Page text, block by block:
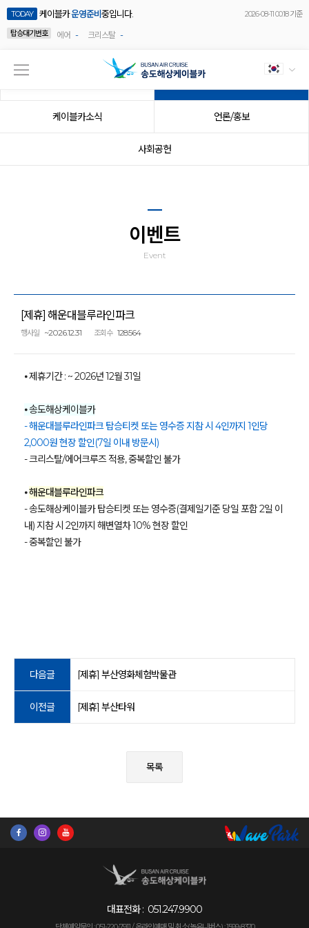
TODAY 케이블카운영준비 중입니다.
2026-08-11 00:18 기준
탑승대기번호
에어 - 크리스탈 -
케이블카소식 언론/홍보
사회공헌
이벤트
Event
[제휴] 해운대블루라인파크
행사일 ~2026.12.31 조회수 128564
⦁ 제휴기간 : ~ 2026년 12월 31일
⦁ 송도해상케이블카
- 해운대블루라인파크 탑승티켓 또는 영수증 지참 시 4인까지 1인당
2,000원 현장 할인(7일 이내 방문시)
- 크리스탈/에어크루즈 적용, 중복할인 불가
⦁해운대블루라인파크
- 송도해상케이블카 탑승티켓 또는 영수증(결제일기준 당일 포함 2일 이
내) 지참 시 2인까지 해변열차 10% 현장 할인
- 중복할인 불가
다음글 [제휴] 부산영화체험박물관
이전글 [제휴] 부산타워
목록
대표전화 : 051.247.9900